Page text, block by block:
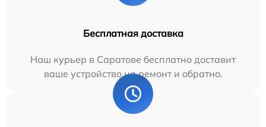
Бесплатная доставка
Наш курьер в Саратове бесплатно доставит
ваше устройство на ремонт и обратно.